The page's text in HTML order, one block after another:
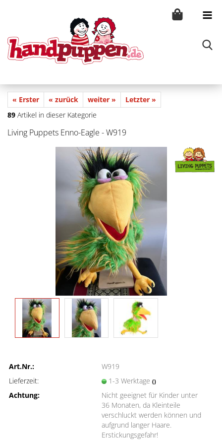
« Erster « zurück weiter »
Letzter »
89 Artikel in dieser Kategorie
Living Puppets Enno-Eagle - W919
Art.Nr.:
W919
Lieferzeit:
1-3 Werktage ()
Achtung:
Nicht geeignet für Kinder unter
36 Monaten, da Kleinteile
verschluckt werden können und
aufgrund langer Haare.
Erstickungsgefahr!